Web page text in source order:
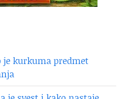
je kurkuma predmet